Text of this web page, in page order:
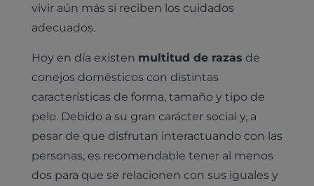
vivir aún más si reciben los cuidados
adecuados.
Hoy en día existen multitud de razas de
conejos domésticos con distintas
características de forma, tamaño y tipo de
pelo. Debido a su gran carácter social y, a
pesar de que disfrutan interactuando con las
personas, es recomendable tener al menos
dos para que se relacionen con sus iguales y